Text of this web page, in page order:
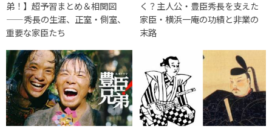
弟！】超予習まとめ＆相関図
——秀長の生涯、正室・側室、
重要な家臣たち
く？主人公・豊臣秀長を支えた
家臣・横浜一庵の功績と非業の
末路